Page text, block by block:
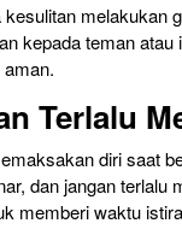
melakukan
kepada teman
Terlalu
diri saat
dan jangan
memberi waktu